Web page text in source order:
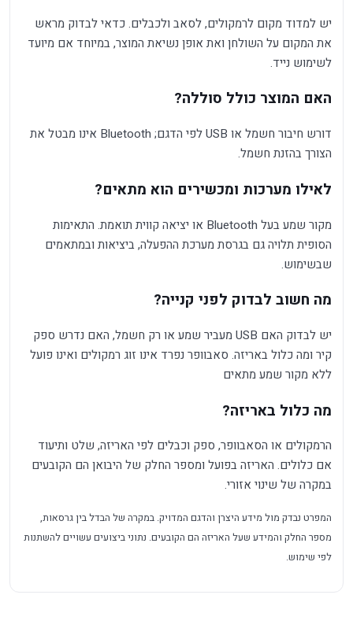
יש למדוד מקום לרמקולים, לסאב ולכבלים. כדאי לבדוק מראש
את המקום על השולחן ואת אופן נשיאת המוצר, במיוחד אם מיועד
לשימוש נייד.
האם המוצר כולל סוללה?
דורש חיבור חשמל או USB לפי הדגם; Bluetooth אינו מבטל את
הצורך בהזנת חשמל.
לאילו מערכות ומכשירים הוא מתאים?
מקור שמע בעל Bluetooth או יציאה קווית תואמת. התאימות
הסופית תלויה גם בגרסת מערכת ההפעלה, ביציאות ובמתאמים
שבשימוש.
מה חשוב לבדוק לפני קנייה?
יש לבדוק האם USB מעביר שמע או רק חשמל, האם נדרש ספק
קיר ומה כלול באריזה. סאבוופר נפרד אינו זוג רמקולים ואינו פועל
ללא מקור שמע מתאים
מה כלול באריזה?
הרמקולים או הסאבוופר, ספק וכבלים לפי האריזה, שלט ותיעוד
אם כלולים. האריזה בפועל ומספר החלק של היבואן הם הקובעים
במקרה של שינוי אזורי.
המפרט נבדק מול מידע היצרן והדגם המדויק. במקרה של הבדל בין גרסאות,
מספר החלק והמידע שעל האריזה הם הקובעים. נתוני ביצועים עשויים להשתנות
לפי שימוש.